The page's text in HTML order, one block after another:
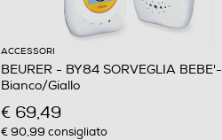
ACCESSORI
BEURER - BY84 SORVEGLIA BEBE'-
Bianco/Giallo
€ 69,49
€ 90,99 consigliato